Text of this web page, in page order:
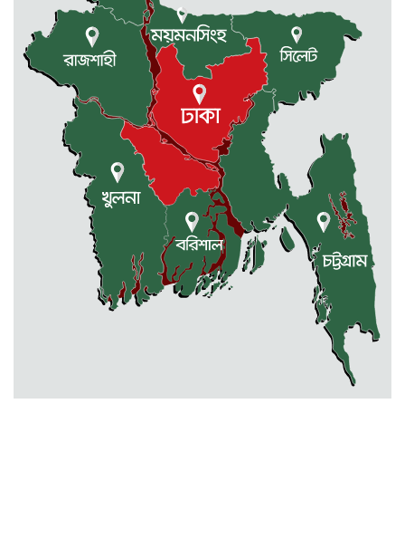
নেত্রকোণায় মেরিট কেয়ার
অর্গানাইজেশনের উদ্যোগে ফ্রি মেডিক্যাল
ক্যাম্প অনুষ্ঠিত
মোহনগঞ্জ স্বাস্থ্য কমপ্লেক্সের ১২ জন
ডাক্তারকে কৈফিয়ত তলব
বারহাট্টায় ৪৫টি ভারতীয় টায়ার জব্দ,
গ্রেফতার ১
মোহনগঞ্জ স্বাস্থ্য কমপ্লেক্সের আউটডোর
বিক্রয় করা হবে